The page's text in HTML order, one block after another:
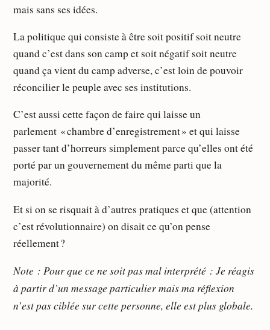
mais sans ses idées.
La politique qui consiste à être soit positif soit neutre
quand c’est dans son camp et soit négatif soit neutre
quand ça vient du camp adverse, c’est loin de pouvoir
réconcilier le peuple avec ses institutions.
C’est aussi cette façon de faire qui laisse un
parlement « chambre d’enregistrement » et qui laisse
passer tant d’horreurs simplement parce qu’elles ont été
porté par un gouvernement du même parti que la
majorité.
Et si on se risquait à d’autres pratiques et que (attention
c’est révolutionnaire) on disait ce qu’on pense
réellement ?
Note : Pour que ce ne soit pas mal interprété : Je réagis
à partir d’un message particulier mais ma réflexion
n’est pas ciblée sur cette personne, elle est plus globale.